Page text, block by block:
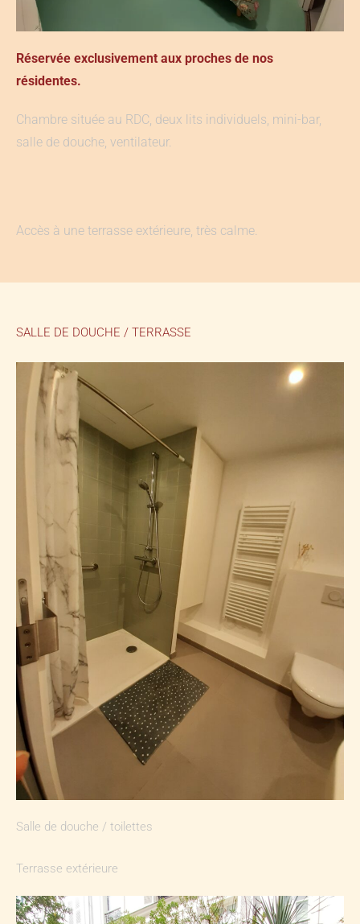
Réservée exclusivement aux proches de nos
résidentes.
Chambre située au RDC, deux lits individuels, mini-bar,
salle de douche, ventilateur.
Accès à une terrasse extérieure, très calme.
SALLE DE DOUCHE / TERRASSE
Salle de douche / toilettes
Terrasse extérieure